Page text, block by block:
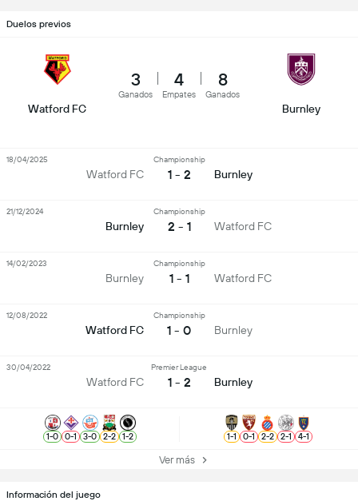
Información del juego
Duelos previos
Watford FC
3
Ganados
4
Empates
8
Ganados
Burnley
Watford FC
Championship
1 - 2 Burnley
18/04/2025
Burnley
Championship
2 - 1 Watford FC
21/12/2024
Burnley
Championship
1 - 1 Watford FC
14/02/2023
Watford FC
Championship
1 - 0 Burnley
12/08/2022
Watford FC
Premier League
1 - 2 Burnley
30/04/2022
1-0 0-1 3-0 2-2 1-2 1-1 0-1 2-2 2-1 4-1
Ver más